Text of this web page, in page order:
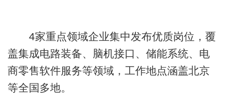
4家重点领域企业集中发布优质岗位，覆
盖集成电路装备、脑机接口、储能系统、电
商零售软件服务等领域，工作地点涵盖北京
等全国多地。